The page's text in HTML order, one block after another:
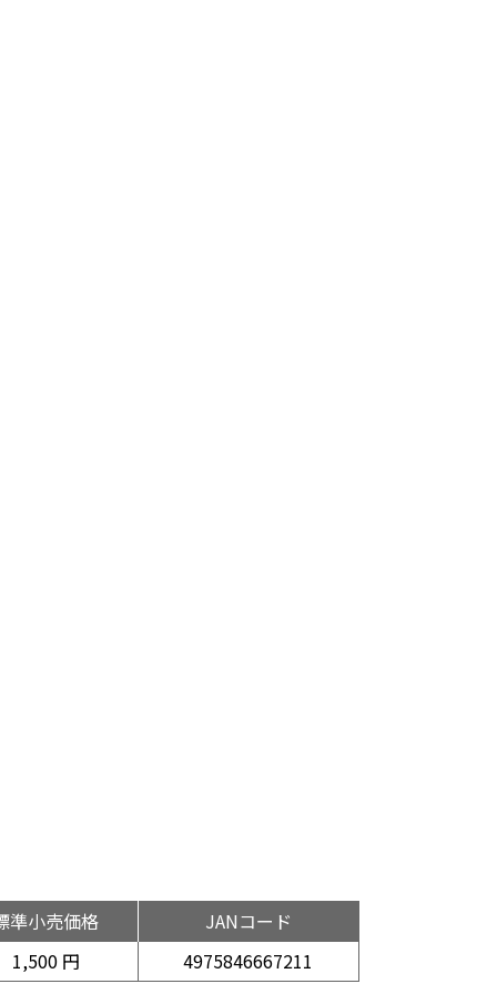
準小売価格
JANコード
1,500 円
4975846667211